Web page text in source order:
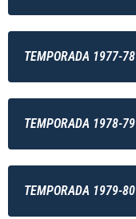
TEMPORADA 1977-78
TEMPORADA 1978-79
TEMPORADA 1979-80